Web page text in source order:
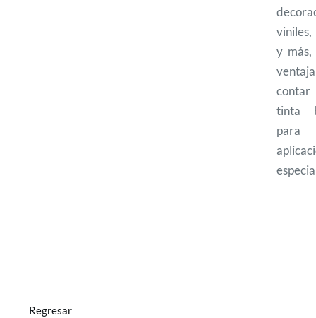
y más,
tinta
para
Regresar